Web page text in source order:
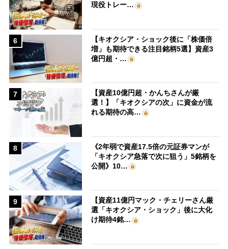
現役トレー…
6
【キオクシア・ショック後に「株価倍
増」も期待できる注目銘柄5選】資産3
億円超・…
7
【資産10億円超・かんちさんが厳
選！】「キオクシアの次」に資金が流
れる期待の高…
8
《2年弱で資産17.5倍の元証券マンが
「キオクシア急落で次に狙う」5銘柄を
公開》10…
9
【資産11億円マック・チェリーさん厳
選「キオクシア・ショック」後に大化
け期待4銘…